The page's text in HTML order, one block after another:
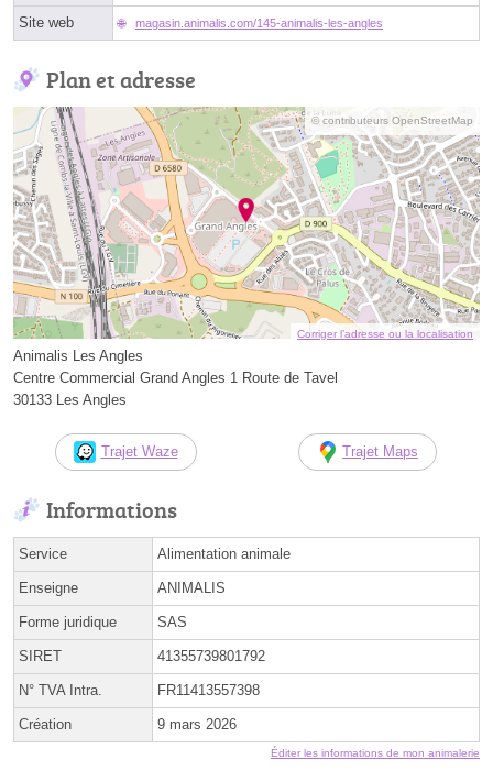
Site web magasin.animalis.com/145-animalis-les-angles
Plan et adresse
© contributeurs OpenStreetMap
Corriger l’adresse ou la localisation
Animalis Les Angles
Centre Commercial Grand Angles 1 Route de Tavel
30133 Les Angles
Trajet Waze Trajet Maps
Informations
Service Alimentation animale
Enseigne ANIMALIS
Forme juridique SAS
SIRET 41355739801792
N° TVA Intra. FR11413557398
Création 9 mars 2026
Éditer les informations de mon animalerie